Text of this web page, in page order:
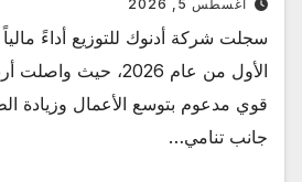
أغسطس 5, 2026
سجلت شركة أدنوك للتوزيع أداءً مالياً
الأول من عام 2026،
قوي مدعوم بتوسع الأعمال وزيادة
جانب تنامي…